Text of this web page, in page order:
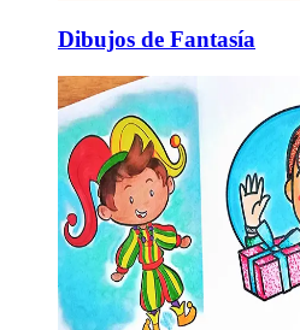
Dibujos de Fantasía